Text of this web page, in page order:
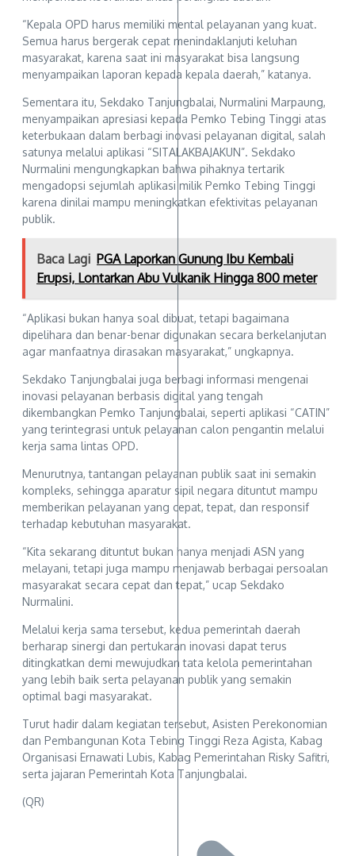
“Kepala OPD harus memiliki mental pelayanan yang kuat.
Semua harus bergerak cepat menindaklanjuti keluhan
masyarakat, karena saat ini masyarakat bisa langsung
menyampaikan laporan kepada kepala daerah,” katanya.
Sementara itu, Sekdako Tanjungbalai, Nurmalini Marpaung,
menyampaikan apresiasi kepada Pemko Tebing Tinggi atas
keterbukaan dalam berbagi inovasi pelayanan digital, salah
satunya melalui aplikasi “SITALAKBAJAKUN”. Sekdako
Nurmalini mengungkapkan bahwa pihaknya tertarik
mengadopsi sejumlah aplikasi milik Pemko Tebing Tinggi
karena dinilai mampu meningkatkan efektivitas pelayanan
publik.
Baca Lagi PGA Laporkan Gunung Ibu Kembali
Erupsi, Lontarkan Abu Vulkanik Hingga 800 meter
“Aplikasi bukan hanya soal dibuat, tetapi bagaimana
dipelihara dan benar-benar digunakan secara berkelanjutan
agar manfaatnya dirasakan masyarakat,” ungkapnya.
Sekdako Tanjungbalai juga berbagi informasi mengenai
inovasi pelayanan berbasis digital yang tengah
dikembangkan Pemko Tanjungbalai, seperti aplikasi “CATIN”
yang terintegrasi untuk pelayanan calon pengantin melalui
kerja sama lintas OPD.
Menurutnya, tantangan pelayanan publik saat ini semakin
kompleks, sehingga aparatur sipil negara dituntut mampu
memberikan pelayanan yang cepat, tepat, dan responsif
terhadap kebutuhan masyarakat.
“Kita sekarang dituntut bukan hanya menjadi ASN yang
melayani, tetapi juga mampu menjawab berbagai persoalan
masyarakat secara cepat dan tepat,” ucap Sekdako
Nurmalini.
Melalui kerja sama tersebut, kedua pemerintah daerah
berharap sinergi dan pertukaran inovasi dapat terus
ditingkatkan demi mewujudkan tata kelola pemerintahan
yang lebih baik serta pelayanan publik yang semakin
optimal bagi masyarakat.
Turut hadir dalam kegiatan tersebut, Asisten Perekonomian
dan Pembangunan Kota Tebing Tinggi Reza Agista, Kabag
Organisasi Ernawati Lubis, Kabag Pemerintahan Risky Safitri,
serta jajaran Pemerintah Kota Tanjungbalai.
(QR)